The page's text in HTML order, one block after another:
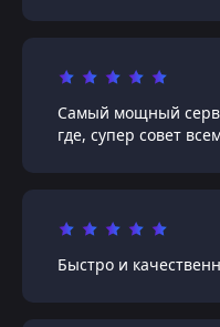
Самый мощный
где, супер совет
Быстро и